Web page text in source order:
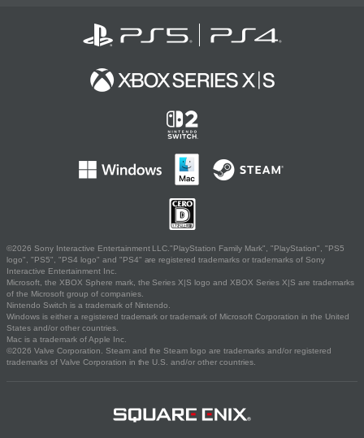
©2026 Sony Interactive Entertainment LLC."PlayStation Family Mark", "PlayStation", "PS5
logo", "PS5", "PS4 logo" and "PS4" are registered trademarks or trademarks of Sony
Interactive Entertainment Inc.
Microsoft, the XBOX Sphere mark, the Series X|S logo and XBOX Series X|S are trademarks
of the Microsoft group of companies.
Nintendo Switch is a trademark of Nintendo.
Windows is either a registered trademark or trademark of Microsoft Corporation in the United
States and/or other countries.
Mac is a trademark of Apple Inc.
©2026 Valve Corporation. Steam and the Steam logo are trademarks and/or registered
trademarks of Valve Corporation in the U.S. and/or other countries.